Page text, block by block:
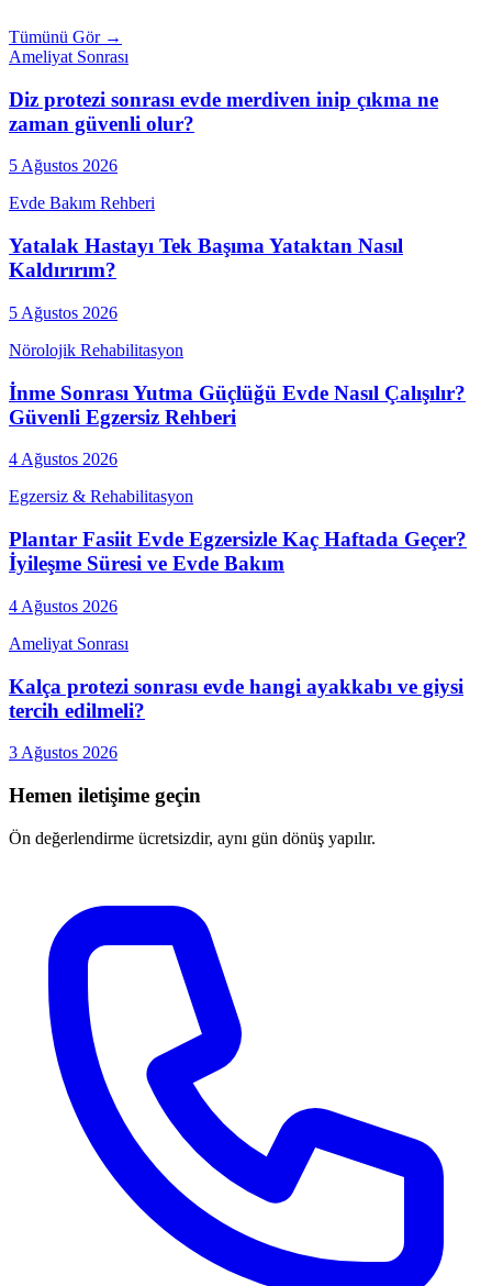
Tümünü Gör →
Ameliyat Sonrası
Diz protezi sonrası evde merdiven inip çıkma ne
zaman güvenli olur?
5 Ağustos 2026
Evde Bakım Rehberi
Yatalak Hastayı Tek Başıma Yataktan Nasıl
Kaldırırım?
5 Ağustos 2026
Nörolojik Rehabilitasyon
İnme Sonrası Yutma Güçlüğü Evde Nasıl Çalışılır?
Güvenli Egzersiz Rehberi
4 Ağustos 2026
Egzersiz & Rehabilitasyon
Plantar Fasiit Evde Egzersizle Kaç Haftada Geçer?
İyileşme Süresi ve Evde Bakım
4 Ağustos 2026
Ameliyat Sonrası
Kalça protezi sonrası evde hangi ayakkabı ve giysi
tercih edilmeli?
3 Ağustos 2026
Hemen iletişime geçin
Ön değerlendirme ücretsizdir, aynı gün dönüş yapılır.